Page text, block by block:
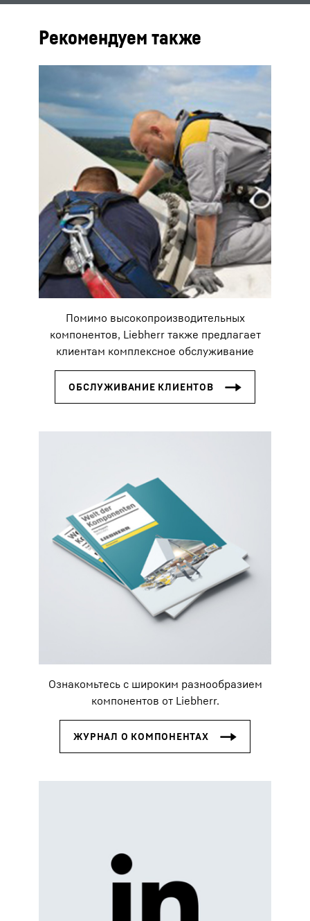
Рекомендуем также
Помимо высокопроизводительных
компонентов, Liebherr также предлагает
клиентам комплексное обслуживание
Ознакомьтесь с широким разнообразием
компонентов от Liebherr.